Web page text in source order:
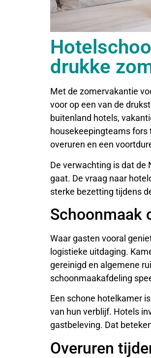
drukke
Met de zomervakantie
voor op een van de
buitenland hotels,
housekeepingteams fors
overuren en een
De verwachting is dat
gaat. De vraag naar
sterke bezetting tijdens
Schoonmaak
Waar gasten vooral
logistieke uitdaging.
gereinigd en algemene
schoonmaakafdeling
Een schone hotelkamer
van hun verblijf. Hotels
gastbeleving. Dat
Overuren